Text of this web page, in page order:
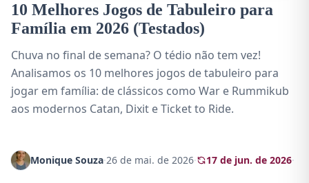
10 Melhores Jogos de Tabuleiro para
Família em 2026 (Testados)
Chuva no final de semana? O tédio não tem vez!
Analisamos os 10 melhores jogos de tabuleiro para
jogar em família: de clássicos como War e Rummikub
aos modernos Catan, Dixit e Ticket to Ride.
Monique Souza·26 de mai. de 2026· 17 de jun. de 2026·